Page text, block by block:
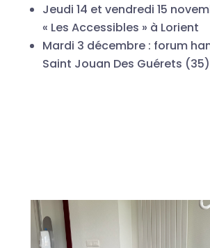
Jeudi 14 et vendredi 15
« Les Accessibles » à Lorient
Mardi 3 décembre : forum
Saint Jouan Des Guérets (35)